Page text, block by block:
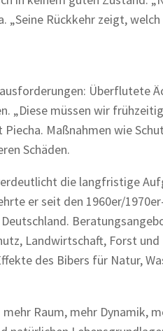
„Seine Rückkehr zeigt,
Überflutete
„Diese müssen wir
Maßnahmen wie
Schäden.
die langfristige
er seit den 1960er/
Landwirtschaft, Forst und
des Bibers für Natur,
Raum, mehr Dynamik,